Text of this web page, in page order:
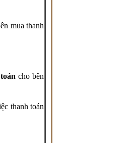
mua thanh
cho bên
thanh toán